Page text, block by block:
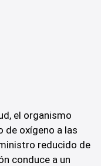
el organismo
de oxígeno a las
reducido de
conduce a un